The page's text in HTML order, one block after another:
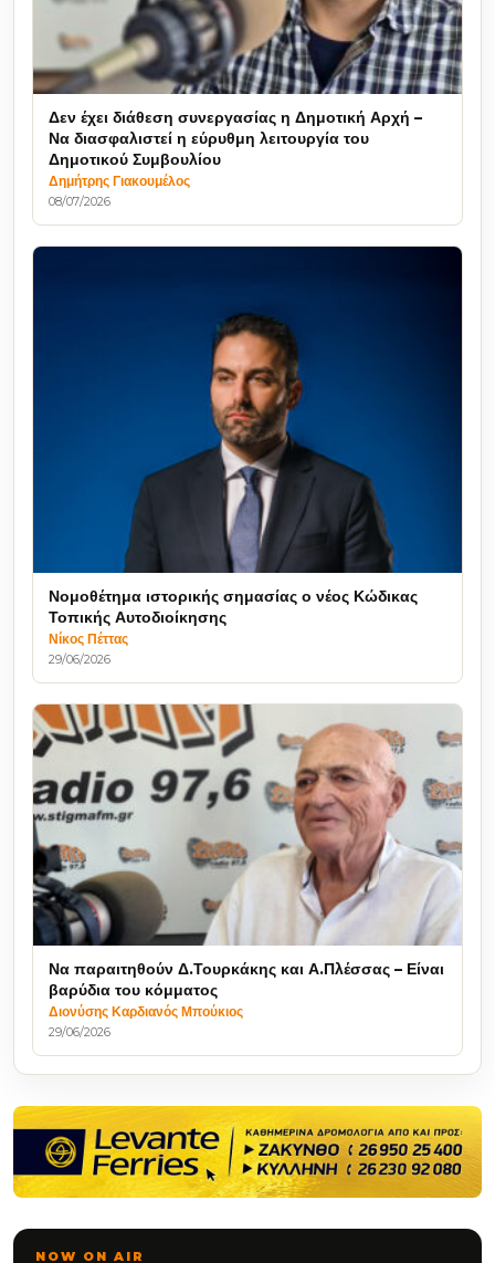
Δεν έχει διάθεση συνεργασίας η Δημοτική Αρχή –
Να διασφαλιστεί η εύρυθμη λειτουργία του
Δημοτικού Συμβουλίου
Δημήτρης Γιακουμέλος
08/07/2026
Νομοθέτημα ιστορικής σημασίας ο νέος Κώδικας
Τοπικής Αυτοδιοίκησης
Νίκος Πέττας
29/06/2026
Να παραιτηθούν Δ.Τουρκάκης και Α.Πλέσσας – Είναι
βαρύδια του κόμματος
Διονύσης Καρδιανός Μπούκιος
29/06/2026
NOW ON AIR